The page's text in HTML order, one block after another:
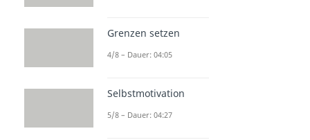
Grenzen setzen
4/8 – Dauer: 04:05
Selbstmotivation
5/8 – Dauer: 04:27